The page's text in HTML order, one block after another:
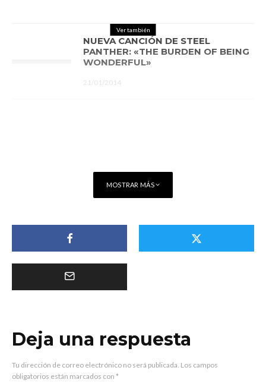
Ver también
NUEVA CANCIÓN DE STEEL
PANTHER: «THE BURDEN OF BEING
WONDERFUL»
21/01/2014
MOSTRAR MÁS
Deja una respuesta
Tu dirección de correo electrónico no será publicada. Los campos
obligatorios están marcados con *